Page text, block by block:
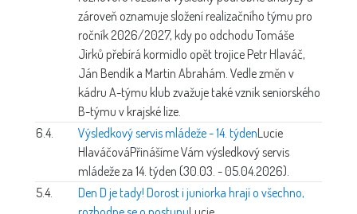
zároveň oznamuje složení realizačního týmu pro
ročník 2026/2027, kdy po odchodu Tomáše
Jirků přebírá kormidlo opět trojice Petr Hlaváč,
Ján Bendík a Martin Abrahám. Vedle změn v
kádru A-týmu klub zvažuje také vznik seniorského
B-týmu v krajské lize.
6.4.
Výsledkový servis mládeže - 14. týdenLucie
HlaváčováPřinášíme Vám výsledkový servis
mládeže za 14. týden (30.03. - 05.04.2026).
5.4.
Den D je tady! Dorost i juniorka hrají o všechno,